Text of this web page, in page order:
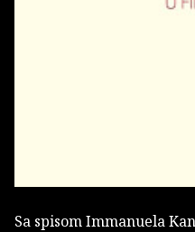
Sa spisom Immanuela